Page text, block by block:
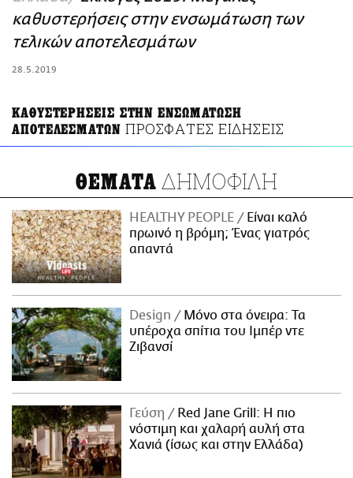
ΑΜΠΑ
PRINT
καθυστερήσεις στην ενσωμάτωση των
τελικών αποτελεσμάτων
28.5.2019
ΚΑΘΥΣΤΕΡΗΣΕΙΣ ΣΤΗΝ ΕΝΣΩΜΑΤΩΣΗ
ΑΠΟΤΕΛΕΣΜΑΤΩΝ ΠΡΟΣΦΑΤΕΣ ΕΙΔΗΣΕΙΣ
ΘΕΜΑΤΑ ΔΗΜΟΦΙΛΗ
HEALTHY PEOPLE
Είναι καλό
πρωινό η βρόμη; Ένας γιατρός
απαντά
Design
Μόνο στα όνειρα: Τα
υπέροχα σπίτια του Ιμπέρ ντε
Ζιβανσί
Γεύση
Red Jane Grill: Η πιο
νόστιμη και χαλαρή αυλή στα
Χανιά (ίσως και στην Ελλάδα)